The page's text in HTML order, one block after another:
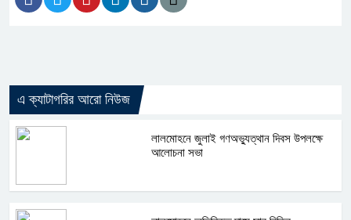
এ ক্যাটাগরির আরো নিউজ
লালমোহনে জুলাই গণঅভ্যুত্থান দিবস উপলক্ষে
আলোচনা সভা